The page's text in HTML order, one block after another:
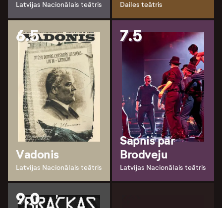
Latvijas Nacionālais teātris Dailes teātris
6.5
Vadonis
Latvijas Nacionālais teātris
7.5
Sapnis par
Brodveju
Latvijas Nacionālais teātris
9.0